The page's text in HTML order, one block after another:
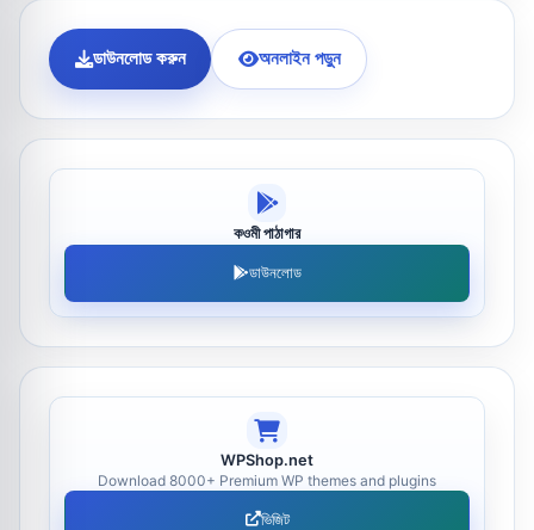
ডাউনলোড করুন অনলাইন পড়ুন
কওমী পাঠাগার
ডাউনলোড
WPShop.net
Download 8000+ Premium WP themes and plugins
ভিজিট